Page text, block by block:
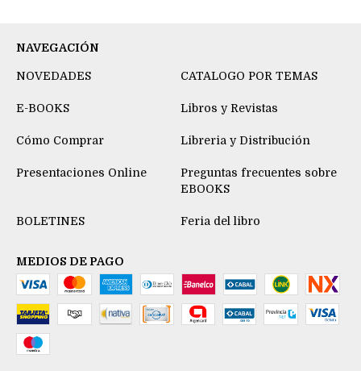
NAVEGACIÓN
NOVEDADES CATALOGO POR TEMAS
E-BOOKS Libros y Revistas
Cómo Comprar Libreria y Distribución
Presentaciones Online
Preguntas frecuentes sobre
EBOOKS
BOLETINES Feria del libro
MEDIOS DE PAGO